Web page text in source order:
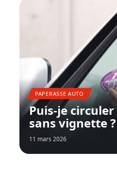
PAPERASSE AUTO
Puis-je
sans vignette ?
11 mars 2026